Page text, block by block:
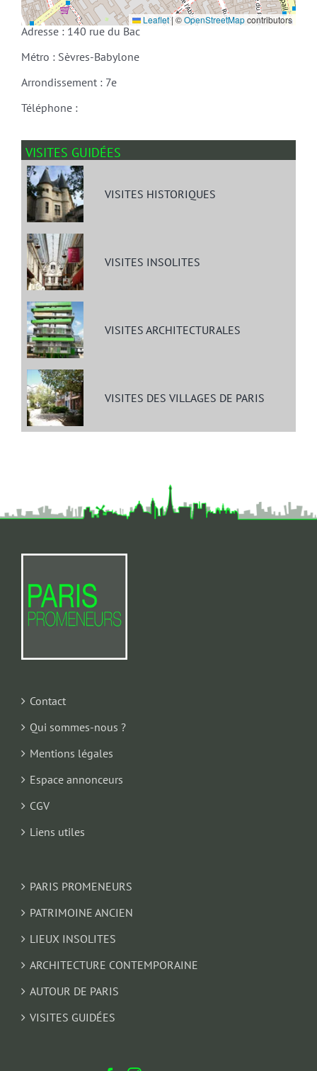
Leaflet|©OpenStreetMapcontributors
Adresse : 140 rue du Bac
Métro : Sèvres-Babylone
Arrondissement : 7e
Téléphone :
VISITES GUIDÉES
VISITES HISTORIQUES
VISITES INSOLITES
VISITES ARCHITECTURALES
VISITES DES VILLAGES DE PARIS
Contact
Qui sommes-nous ?
Mentions légales
Espace annonceurs
CGV
Liens utiles
PARIS PROMENEURS
PATRIMOINE ANCIEN
LIEUX INSOLITES
ARCHITECTURE CONTEMPORAINE
AUTOUR DE PARIS
VISITES GUIDÉES